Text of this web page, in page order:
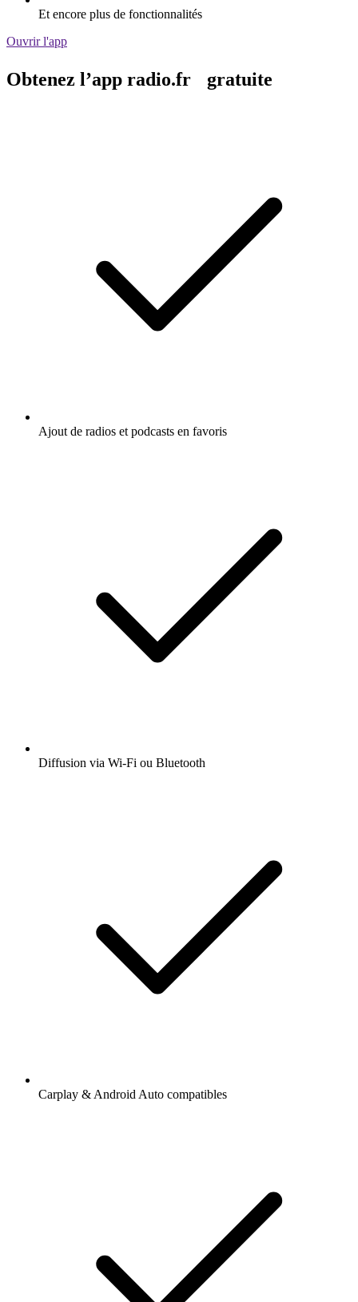
Et encore plus de fonctionnalités
Ouvrir l'app
Obtenez l’app radio.fr gratuite
Ajout de radios et podcasts en favoris
Diffusion via Wi-Fi ou Bluetooth
Carplay & Android Auto compatibles